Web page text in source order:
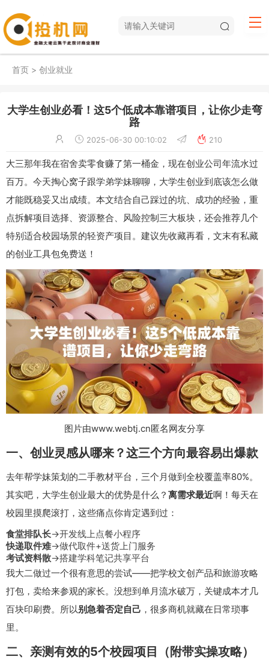
首页 > 创业就业
大学生创业必看！这5个低成本靠谱项目，让你少走弯
路
2025-06-30 00:10:02 210
大三那年我在宿舍卖零食赚了第一桶金，现在创业公司年流水过
百万。今天掏心窝子跟学弟学妹聊聊，大学生创业到底该怎么做
才能既稳妥又出成绩。本文结合自己踩过的坑、成功的经验，重
点拆解项目选择、资源整合、风险控制三大板块，还会推荐几个
特别适合校园场景的轻资产项目。建议先收藏再看，文末有私藏
的创业工具包免费送！
图片由www.webtj.cn匿名网友分享
一、创业灵感从哪来？这三个方向最容易出爆款
去年帮学妹策划的二手教材平台，三个月做到全校覆盖率80%。
其实吧，大学生创业最大的优势是什么？ 离需求最近啊！每天在
校园里摸爬滚打，这些痛点你肯定遇到过：
食堂排队长→开发线上点餐小程序
快递取件难→做代取件+送货上门服务
考试资料散→搭建学科笔记共享平台
我大二做过一个很有意思的尝试——把学校文创产品和旅游攻略
打包，卖给来参观的家长。没想到单月流水破万，关键成本才几
百块印刷费。所以别急着否定自己 ，很多商机就藏在日常琐事
里。
二、亲测有效的5个校园项目（附带实操攻略）